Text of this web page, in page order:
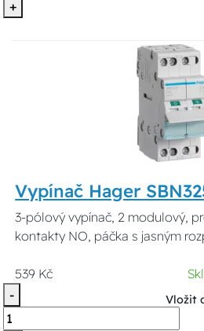
+
Vypínač Hager
3-pólový vypínač, 2 modulový,
kontakty NO, páčka s jasným
539 Kč
-
Vložit